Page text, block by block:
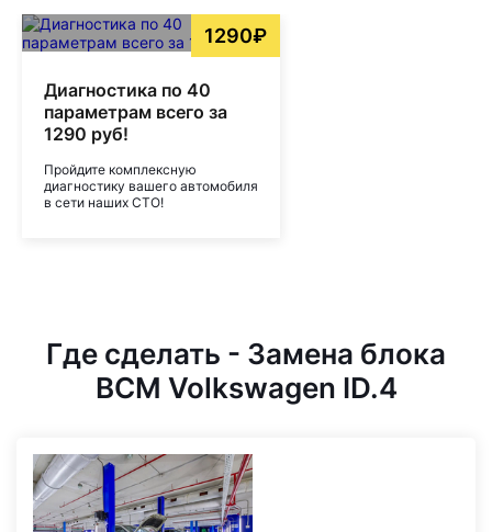
1290₽
Диагностика по 40
параметрам всего за
1290 руб!
Пройдите комплексную
диагностику вашего автомобиля
в сети наших СТО!
Где сделать - Замена блока
BCM Volkswagen ID.4